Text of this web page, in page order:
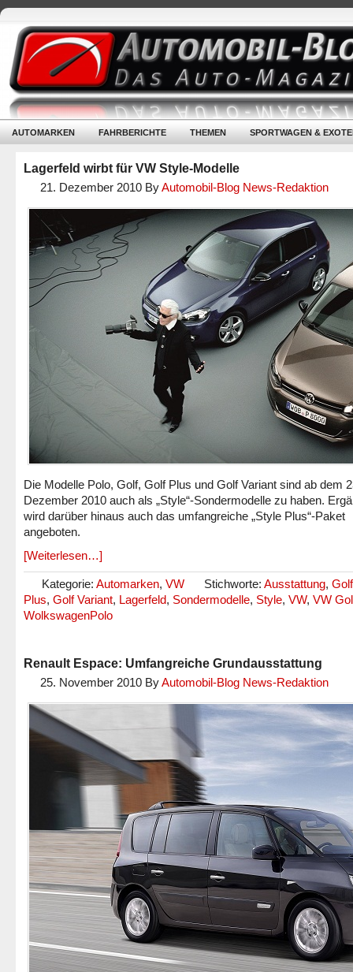
AUTOMARKEN FAHRBERICHTE THEMEN SPORTWAGEN &
Lagerfeld wirbt für VW Style-Modelle
21. Dezember 2010 ByAutomobil-Blog News-Redaktion
Die Modelle Polo, Golf, Golf Plus und Golf Variant sind ab dem
Dezember 2010 auch als „Style“-Sondermodelle zu haben.
wird darüber hinaus auch das umfangreiche „Style Plus“-Paket
angeboten.
[Weiterlesen…]
Kategorie: Automarken, VW Stichworte: Ausstattung, Golf
Plus, Golf Variant, Lagerfeld, Sondermodelle, Style, VW, VW
WolkswagenPolo
Renault Espace: Umfangreiche Grundausstattung
25. November 2010 ByAutomobil-Blog News-Redaktion